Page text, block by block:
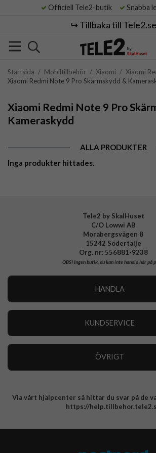
Officiell Tele2-butik Snabba
↪️ Tillbaka till Tele2.se
Startsida / Mobiltillbehör / Xiaomi / Xiaomi
Xiaomi Redmi Note 9 Pro Skärmskydd &
Xiaomi Redmi Note 9 Pro
Kameraskydd
ALLA PRODUKTER
Inga produkter hittades.
Tele2 by SkalHuset
C/O Lowwi AB
Morabergsvägen 8
15242 Södertälje
Org. nr: 556881-9238
OBS!Ingen butik, du kan inte handla här på
HANDLA
KUNDSERVICE
ÖVRIGT
Integritetspolicy
Via vårt hjälpcenter så hittar du svar på de
https://